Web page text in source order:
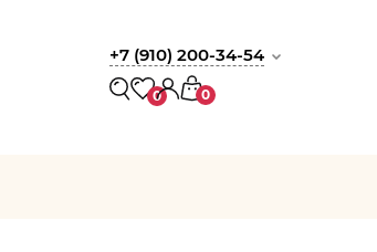
+7 (910) 200-34-54
0 0